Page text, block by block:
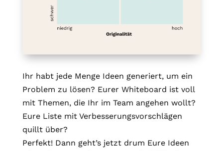
Ihr habt jede Menge Ideen generiert, um ein
Problem zu lösen? Eurer Whiteboard ist voll
mit Themen, die Ihr im Team angehen wollt?
Eure Liste mit Verbesserungsvorschlägen
quillt über?
Perfekt! Dann geht’s jetzt drum Eure Ideen